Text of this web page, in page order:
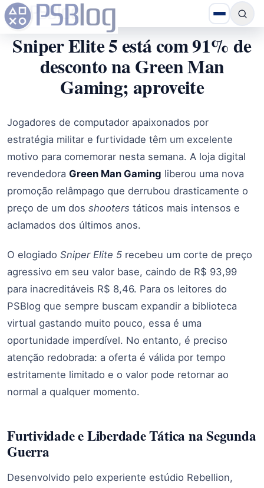
Sniper Elite 5 está com 91% de
desconto na Green Man
Gaming; aproveite
Jogadores de computador apaixonados por
estratégia militar e furtividade têm um excelente
motivo para comemorar nesta semana. A loja digital
revendedora Green Man Gaming liberou uma nova
promoção relâmpago que derrubou drasticamente o
preço de um dos shooters táticos mais intensos e
aclamados dos últimos anos.
O elogiado Sniper Elite 5 recebeu um corte de preço
agressivo em seu valor base, caindo de R$ 93,99
para inacreditáveis R$ 8,46. Para os leitores do
PSBlog que sempre buscam expandir a biblioteca
virtual gastando muito pouco, essa é uma
oportunidade imperdível. No entanto, é preciso
atenção redobrada: a oferta é válida por tempo
estritamente limitado e o valor pode retornar ao
normal a qualquer momento.
Furtividade e Liberdade Tática na Segunda
Guerra
Desenvolvido pelo experiente estúdio Rebellion,